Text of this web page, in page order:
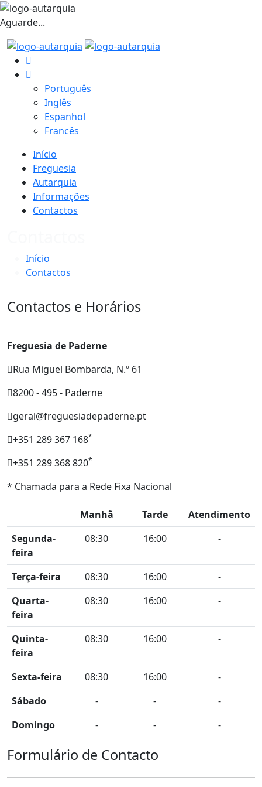
Aguarde...
Português
Inglês
Espanhol
Francês
Início
Freguesia
Autarquia
Informações
Contactos
Início
Contactos
Contactos e Horários
Freguesia de Paderne
Rua Miguel Bombarda, N.º 61
8200 - 495 - Paderne
geral@freguesiadepaderne.pt
+351 289 367 168*
+351 289 368 820*
* Chamada para a Rede Fixa Nacional
Manhã Tarde
Atendimento
Segunda-
feira
08:30 16:00 -
Terça-feira 08:30 16:00
-
Quarta-
feira
08:30 16:00 -
Quinta-
feira
08:30 16:00 -
Sexta-feira 08:30 16:00
-
Sábado
- -
-
Domingo
- - -
Formulário de Contacto